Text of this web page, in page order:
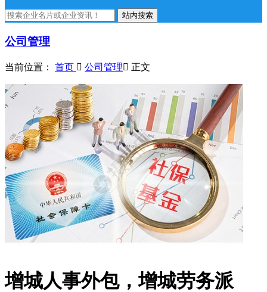
站内搜索
公司管理
当前位置： 首页  公司管理 正文
增城人事外包，增城劳务派